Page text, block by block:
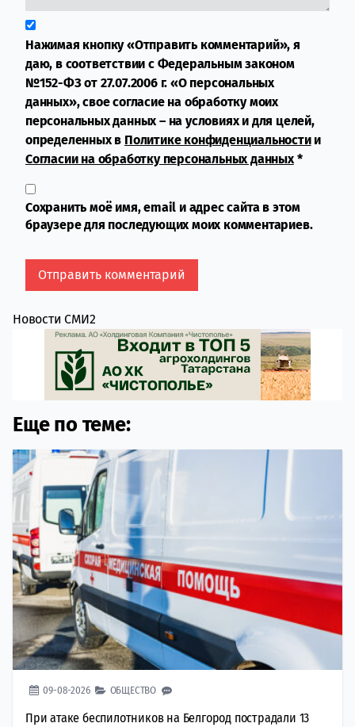
Нажимая кнопку «Отправить комментарий», я
даю, в соответствии с Федеральным законом
№152-ФЗ от 27.07.2006 г. «О персональных
данных», свое согласие на обработку моих
персональных данных – на условиях и для целей,
определенных в Политике конфиденциальностии
Согласии на обработку персональных данных*
Сохранить моё имя, email и адрес сайта в этом
браузере для последующих моих комментариев.
Новости СМИ2
Еще по теме:
09-08-2026 ОБЩЕСТВО
При атаке беспилотников на Белгород пострадали 13